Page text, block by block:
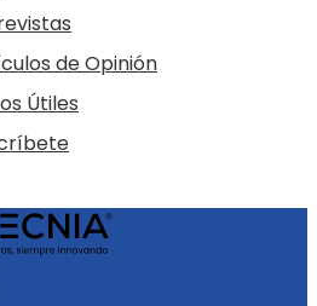
de Opinión
Útiles